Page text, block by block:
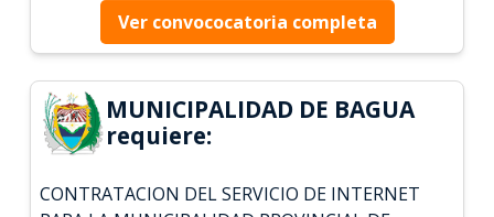
Ver convococatoria completa
MUNICIPALIDAD DE BAGUA
requiere:
CONTRATACION DEL SERVICIO DE INTERNET